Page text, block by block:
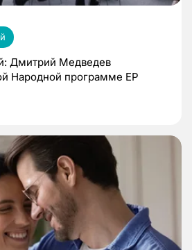
Дмитрий Медведев
Народной программе ЕР